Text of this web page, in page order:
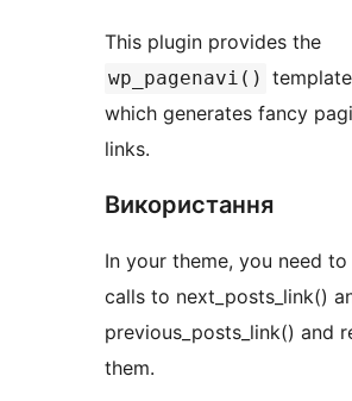
This plugin provides the
wp_pagenavi()
which generates fancy
links.
Використання
In your theme, you need
calls to next_posts_link()
previous_posts_link() and
them.